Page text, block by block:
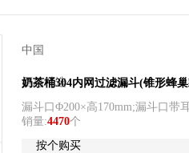
中国
酒总精选
奶茶桶304内网过滤漏斗(锥形蜂
漏斗口Φ200×高170mm;漏斗口带
销量:4470个
按个购买